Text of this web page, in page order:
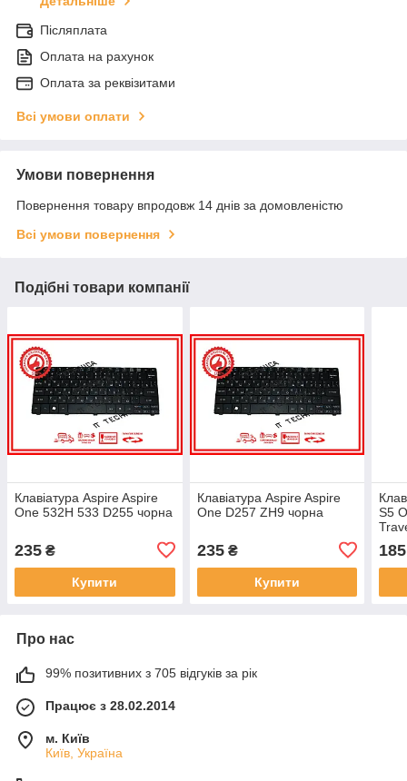
Післяплата
Оплата на рахунок
Оплата за реквізитами
Всі умови оплати
Умови повернення
Повернення товару впродовж 14 днів за домовленістю
Всі умови повернення
Подібні товари компанії
Клавіатура Aspire Aspire
One 532H 533 D255 чорна
235 ₴
Купити
Клавіатура Aspire Aspire
One D257 ZH9 чорна
235₴
Купити
S5
185
Про нас
99% позитивних з 705 відгуків за рік
Працює з 28.02.2014
м. Київ
Київ, Україна